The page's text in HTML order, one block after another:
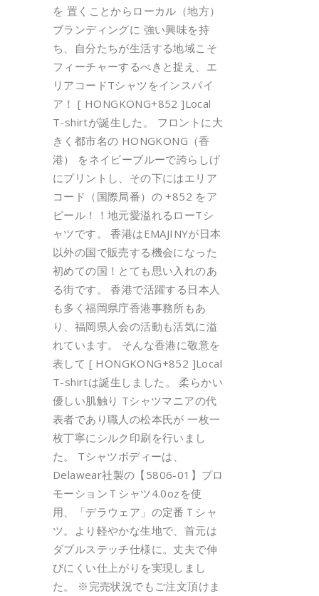
を 置くことからローカル（地方）
ブランディングに 強い興味を持
ち、自分たちが生活する地域こそ
フィーチャーするべきと捉え、エ
リアコードTシャツをインスパイ
ア！ [ HONGKONG+852 ]Local
T-shirtが誕生した。 フロントに大
きく都市名の HONGKONG（香
港） をネイビーブルーで誇らしげ
にプリントし、その下にはエリア
コード（国際局番）の +852 をア
ピール！！地元愛溢れるローTシ
ャツです。 香港はEMAJINYが日本
以外の国で販売する機会になった
初めての国！とても思い入れのあ
る街です。 香港で活躍する日本人
も多く福岡県庁香港事務所もあ
り、福岡県人会の活動も活気に溢
れています。 そんな香港に敬意を
表して [ HONGKONG+852 ]Local
T-shirtは誕生しました。 柔らかい
優しい肌触り Tシャツマニアの代
表者であり職人の松本氏が 一枚一
枚丁寧にシルク印刷を行いまし
た。 Tシャツボディーは、
Delawear社製の【5806-01】プロ
モーションＴシャツ4.0ozを使
用、「デラウェア」の定番Ｔシャ
ツ。より軽やかな生地で、首元は
ダブルステッチ仕様に。丈夫で伸
びにくい仕上がりを実現しまし
た。 ※完売状況でもご注文頂けま